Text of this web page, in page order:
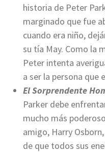
historia de Peter
marginado que fue
cuando era niño,
su tía May. Como la
Peter intenta
a ser la persona que
El Sorprendente
Parker debe
mucho más
amigo, Harry
de que todos sus